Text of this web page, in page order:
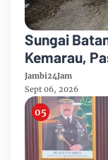
Sungai
Kemarau,
Mayang
Jambi24Jam
Sept 06, 2026